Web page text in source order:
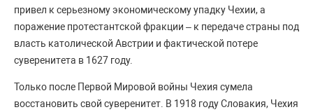
привел к серьезному экономическому упадку Чехии, а
поражение протестантской фракции – к передаче страны под
власть католической Австрии и фактической потере
суверенитета в 1627 году.
Только после Первой Мировой войны Чехия сумела
восстановить свой суверенитет. В 1918 году Словакия, Чехия